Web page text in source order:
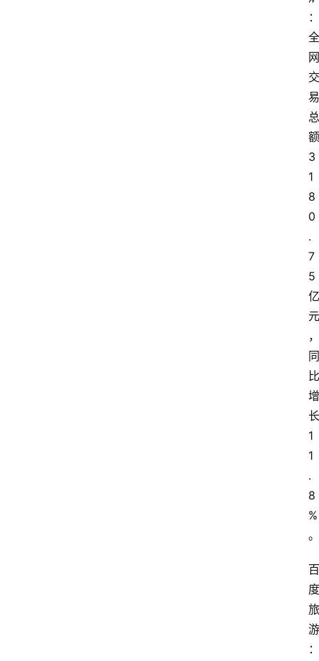
：
全
网
交
易
总
额
3
1
8
0
.
7
5
亿
元
，
同
比
增
长
1
1
.
8
%
。
百
度
旅
游
：